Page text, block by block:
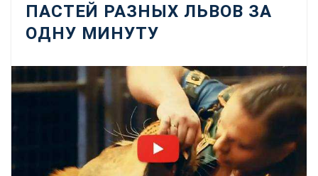
ПАСТЕЙ РАЗНЫХ ЛЬВОВ ЗА
ОДНУ МИНУТУ